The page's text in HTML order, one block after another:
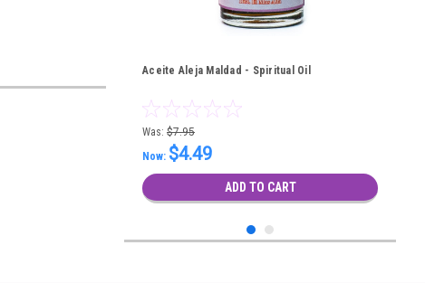
Aceite Aleja Maldad - Spiritual Oil
Was: $7.95
Now: $4.49
ADD TO CART